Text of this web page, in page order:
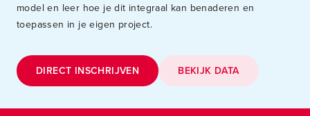
model en leer hoe je dit integraal kan benaderen en
toepassen in je eigen project.
DIRECT INSCHRIJVEN BEKIJK DATA